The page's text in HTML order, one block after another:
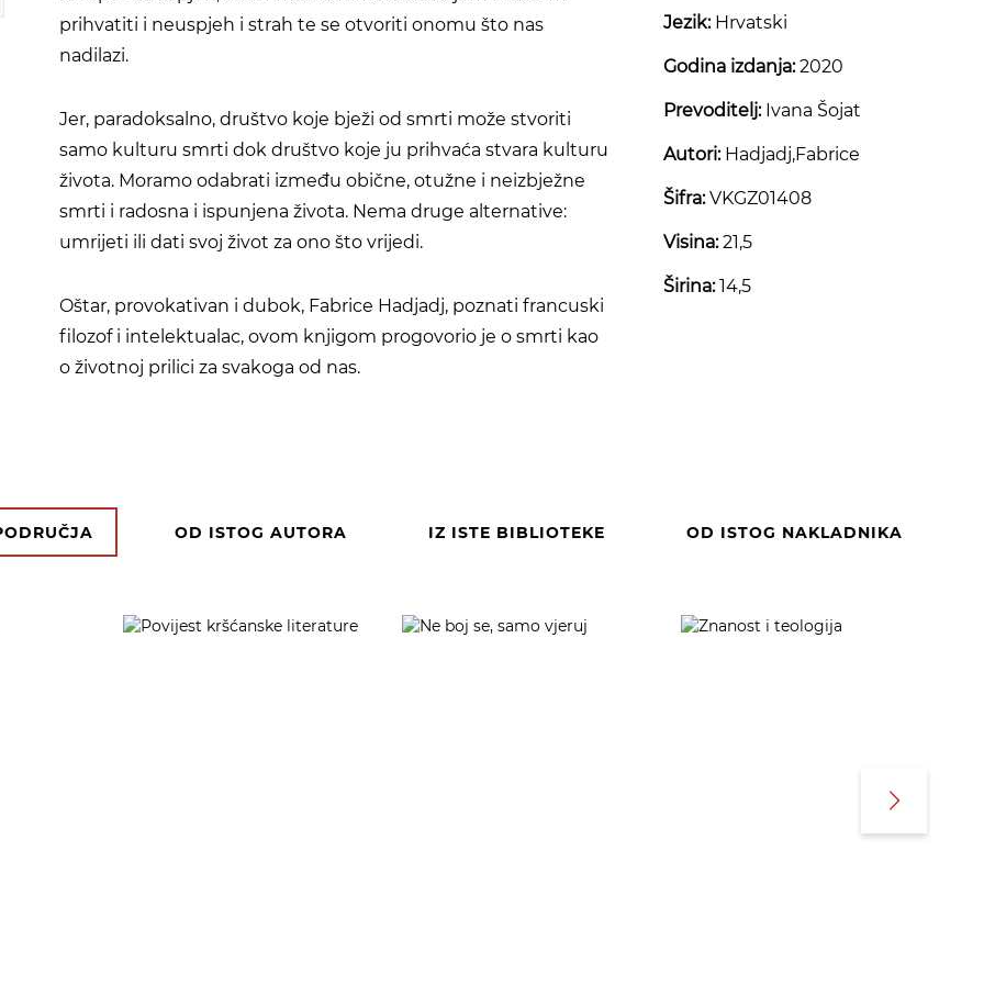
Jezik:Hrvatski
Godina izdanja:2020
Prevoditelj:Ivana Šojat
Autori:Hadjadj,Fabrice
Šifra:VKGZ01408
Visina:21,5
Širina:14,5
prihvatiti i neuspjeh i strah te se otvoriti onomu što nas
nadilazi.
Jer, paradoksalno, društvo koje bježi od smrti može stvoriti
samo kulturu smrti dok društvo koje ju prihvaća stvara kulturu
života. Moramo odabrati između obične, otužne i neizbježne
smrti i radosna i ispunjena života. Nema druge alternative:
umrijeti ili dati svoj život za ono što vrijedi.
Oštar, provokativan i dubok, Fabrice Hadjadj, poznati francuski
filozof i intelektualac, ovom knjigom progovorio je o smrti kao
o životnoj prilici za svakoga od nas.
OD ISTOG AUTORA IZ ISTE BIBLIOTEKE OD ISTOG NAKLADNIKA